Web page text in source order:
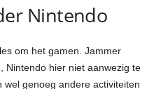
Nintendo
om het gamen. Jammer
Nintendo hier niet aanwezig te
genoeg andere activiteiten